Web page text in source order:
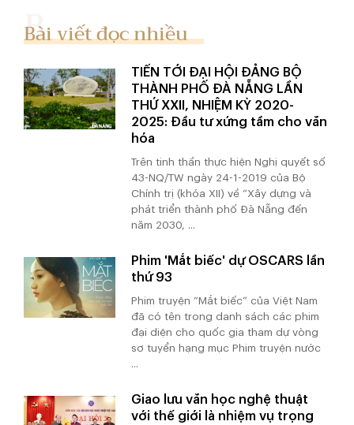
Bài viết đọc nhiều
TIẾN TỚI ĐẠI HỘI ĐẢNG BỘ
THÀNH PHỐ ĐÀ NẴNG LẦN
THỨ XXII, NHIỆM KỲ 2020-
2025: Đầu tư xứng tầm cho văn
hóa
Trên tinh thần thực hiện Nghị quyết số
43-NQ/TW ngày 24-1-2019 của Bộ
Chính trị (khóa XII) về “Xây dựng và
phát triển thành phố Đà Nẵng đến
năm 2030, ...
Phim 'Mắt biếc' dự OSCARS lần
thứ 93
Phim truyện “Mắt biếc” của Việt Nam
đã có tên trong danh sách các phim
đại diện cho quốc gia tham dự vòng
sơ tuyển hạng mục Phim truyện nước
...
Giao lưu văn học nghệ thuật
với thế giới là nhiệm vụ trọng